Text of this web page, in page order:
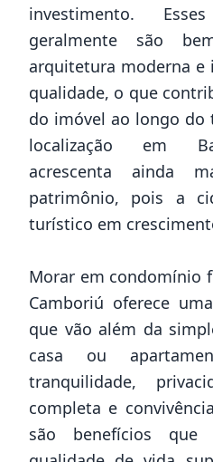
investimento.
geralmente são
arquitetura moderna e
qualidade, o que
do imóvel ao longo do
localização em
acrescenta ainda
patrimônio, pois a
turístico em
Morar em condomínio
Camboriú oferece
que vão além da
casa ou
tranquilidade,
completa e
são benefícios que